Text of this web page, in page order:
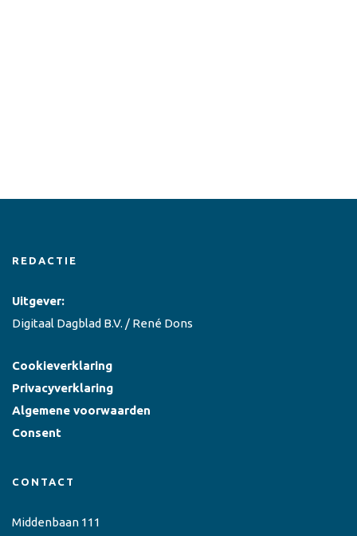
REDACTIE
Uitgever:
Digitaal Dagblad B.V. / René Dons
Cookieverklaring
Privacyverklaring
Algemene voorwaarden
Consent
CONTACT
Middenbaan 111